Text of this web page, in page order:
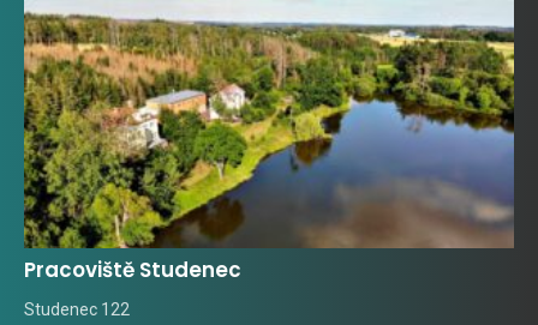
Pracoviště Studenec
Studenec 122